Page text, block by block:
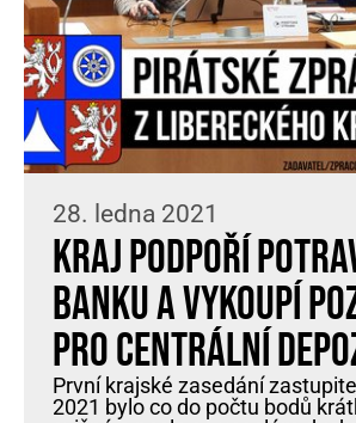
28. ledna 2021
Kraj podpoří
banku a vykoupí
pro centrální
První krajské zasedání
2021 bylo co do počtu bodů